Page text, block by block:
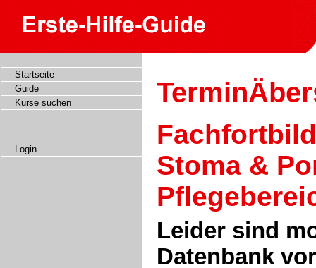
Startseite
Guide
Kurse suchen
Login
Stoma &
Leider sind
Datenbank